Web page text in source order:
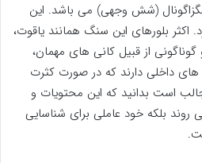
(شش وجهی) می باشد. این
بلورهای این سنگ همانند یاقوت،
از قبیل کانی های مهمان،
داخلی دارند که در صورت کثرت
است بدانید که این محتویات و
بلکه خود عاملی برای شناسایی